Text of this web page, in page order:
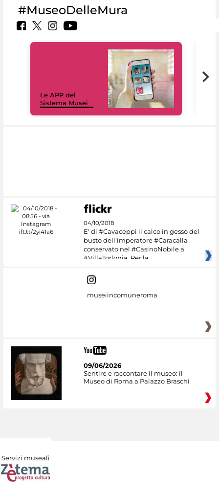
#MuseoDelleMura
Le APP del
Sistema Musei
04/10/2018
E' di #Cavaceppi il calco in gesso del
busto dell’imperatore #Caracalla
conservato nel #CasinoNobile a
#VillaTorlonia. Per la
museiincomuneroma
09/06/2026
Sentire e raccontare il museo: il
Museo di Roma a Palazzo Braschi
Servizi museali